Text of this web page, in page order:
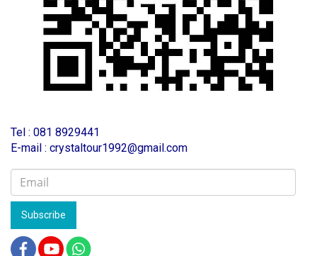
Tel : 081 8929441
E-mail : crystaltour1992@gmail.com
Subscribe